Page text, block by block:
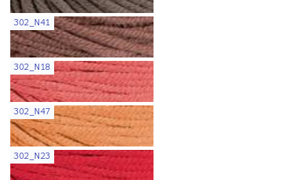
302_N41
302_N18
302_N47
302_N23